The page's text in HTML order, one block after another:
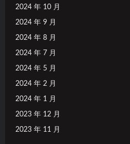
2024 年 10 月
2024 年 9 月
2024 年 8 月
2024 年 7 月
2024 年 5 月
2024 年 2 月
2024 年 1 月
2023 年 12 月
2023 年 11 月